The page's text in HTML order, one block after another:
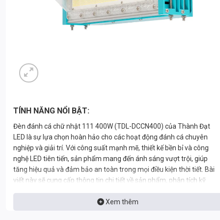
TÍNH NĂNG NỔI BẬT:
Đèn đánh cá chữ nhật 111 400W (TDL-DCCN400) của Thành Đạt
LED là sự lựa chọn hoàn hảo cho các hoạt động đánh cá chuyên
nghiệp và giải trí. Với công suất mạnh mẽ, thiết kế bền bỉ và công
nghệ LED tiên tiến, sản phẩm mang đến ánh sáng vượt trội, giúp
tăng hiệu quả và đảm bảo an toàn trong mọi điều kiện thời tiết. Bài
viết này sẽ cung cấp thông tin chi tiết về sản phẩm, phân tích kỹ
Xem thêm